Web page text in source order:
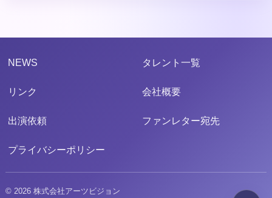
NEWS タレント一覧
リンク 会社概要
出演依頼 ファンレター宛先
プライバシーポリシー
© 2026 株式会社アーツビジョン